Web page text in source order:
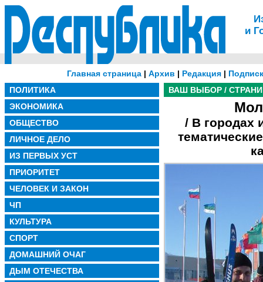
и
Главная страница| Архив | Редакция|
ПОЛИТИКА
ЭКОНОМИКА
ОБЩЕСТВО
ЛИЧНОЕ ДЕЛО
ИЗ ПЕРВЫХ УСТ
ПРИОРИТЕТ
ЧЕЛОВЕК И ЗАКОН
ЧП
КУЛЬТУРА
СПОРТ
ДОМАШНИЙ ОЧАГ
ДЫМ ОТЕЧЕСТВА
ВАШ ВЫБОР /
/ В городах